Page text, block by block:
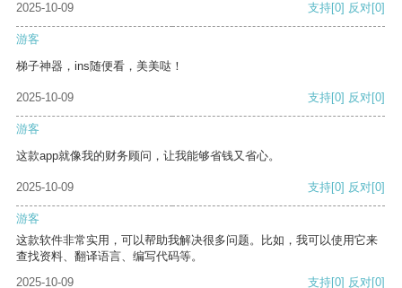
2025-10-09 支持[0] 反对[0]
游客
梯子神器，ins随便看，美美哒！
2025-10-09 支持[0] 反对[0]
游客
这款app就像我的财务顾问，让我能够省钱又省心。
2025-10-09 支持[0] 反对[0]
游客
这款软件非常实用，可以帮助我解决很多问题。比如，我可以使用它来
查找资料、翻译语言、编写代码等。
2025-10-09
支持[0] 反对[0]